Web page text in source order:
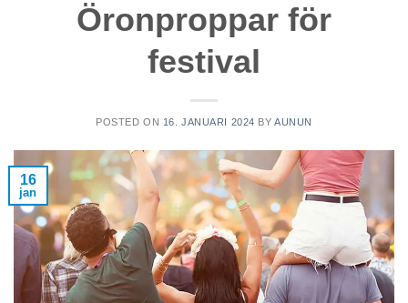
Öronproppar för
festival
POSTED ON 16. JANUARI 2024 BY AUNUN
16
jan